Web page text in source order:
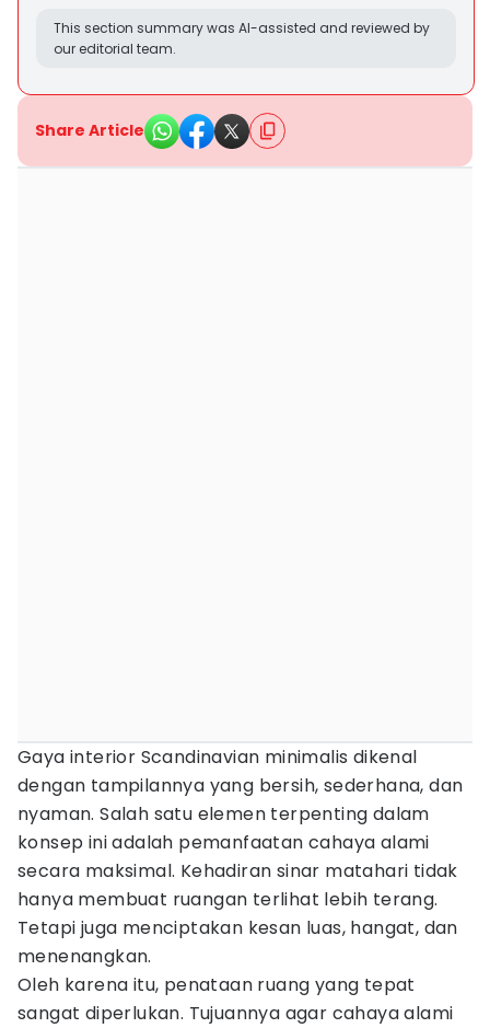
This section summary was AI-assisted and reviewed by
our editorial team.
Share Article
Gaya interior Scandinavian minimalis dikenal
dengan tampilannya yang bersih, sederhana, dan
nyaman. Salah satu elemen terpenting dalam
konsep ini adalah pemanfaatan cahaya alami
secara maksimal. Kehadiran sinar matahari tidak
hanya membuat ruangan terlihat lebih terang.
Tetapi juga menciptakan kesan luas, hangat, dan
menenangkan.
Oleh karena itu, penataan ruang yang tepat
sangat diperlukan. Tujuannya agar cahaya alami